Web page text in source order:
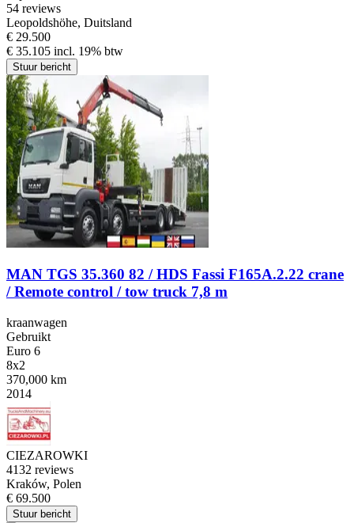
54 reviews
Leopoldshöhe, Duitsland
€ 29.500
€ 35.105 incl. 19% btw
Stuur bericht
MAN TGS 35.360 82 / HDS Fassi F165A.2.22 crane
/ Remote control / tow truck 7,8 m
kraanwagen
Gebruikt
Euro 6
8x2
370,000 km
2014
CIEZAROWKI
4132 reviews
Kraków, Polen
€ 69.500
Stuur bericht